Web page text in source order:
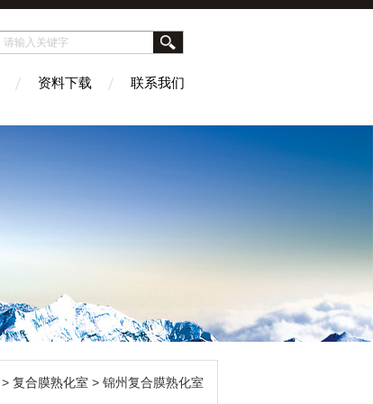
资料下载 联系我们
> 复合膜熟化室 > 锦州复合膜熟化室